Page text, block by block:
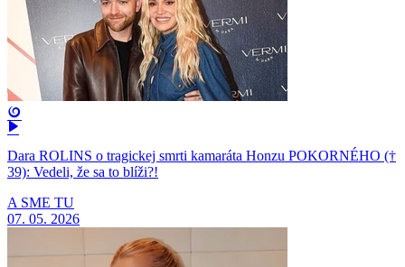
Dara ROLINS o tragickej smrti kamaráta Honzu POKORNÉHO (†
39): Vedeli, že sa to blíži?!
A SME TU
07. 05. 2026